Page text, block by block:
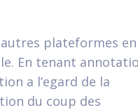
plateformes en
En tenant
a l’egard de la
du coup des